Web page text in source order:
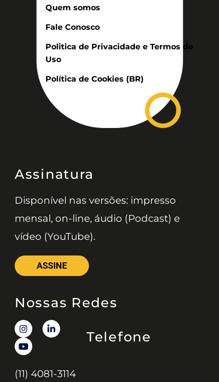
Quem somos
Fale Conosco
Politica de Privacidade e Termos de
Uso
Política de Cookies (BR)
Assinatura
Disponível nas versões: impresso
mensal, on-line, áudio (Podcast) e
vídeo (YouTube).
ASSINE
Nossas Redes
Telefone
(11) 4081-3114